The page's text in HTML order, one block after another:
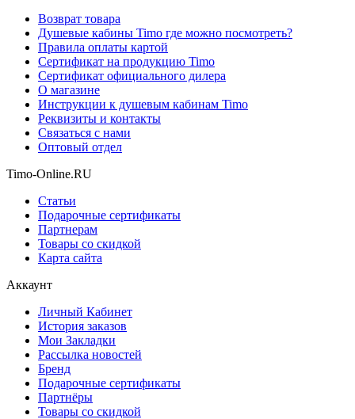
Возврат товара
Душевые кабины Timo где можно посмотреть?
Правила оплаты картой
Сертификат на продукцию Timo
Сертификат официального дилера
О магазине
Инструкции к душевым кабинам Timo
Реквизиты и контакты
Связаться с нами
Оптовый отдел
Timo-Online.RU
Статьи
Подарочные сертификаты
Партнерам
Товары со скидкой
Карта сайта
Аккаунт
Личный Кабинет
История заказов
Мои Закладки
Рассылка новостей
Бренд
Подарочные сертификаты
Партнёры
Товары со скидкой